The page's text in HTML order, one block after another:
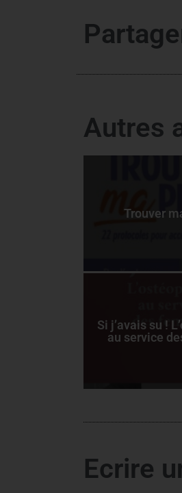
Autres
Trouver
Si j’avais su !
au service
Ecrire